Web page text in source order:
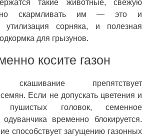
такие животные, свежую
скармливать им — это и
утилизация сорняка, и полезная
для грызунов.
косите газон
скашивание препятствует
Если не допускать цветения и
пушистых головок, семенное
временно блокируется.
способствует загущению газонных